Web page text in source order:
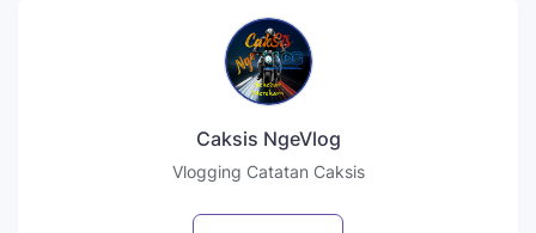
Caksis NgeVlog
Vlogging Catatan Caksis